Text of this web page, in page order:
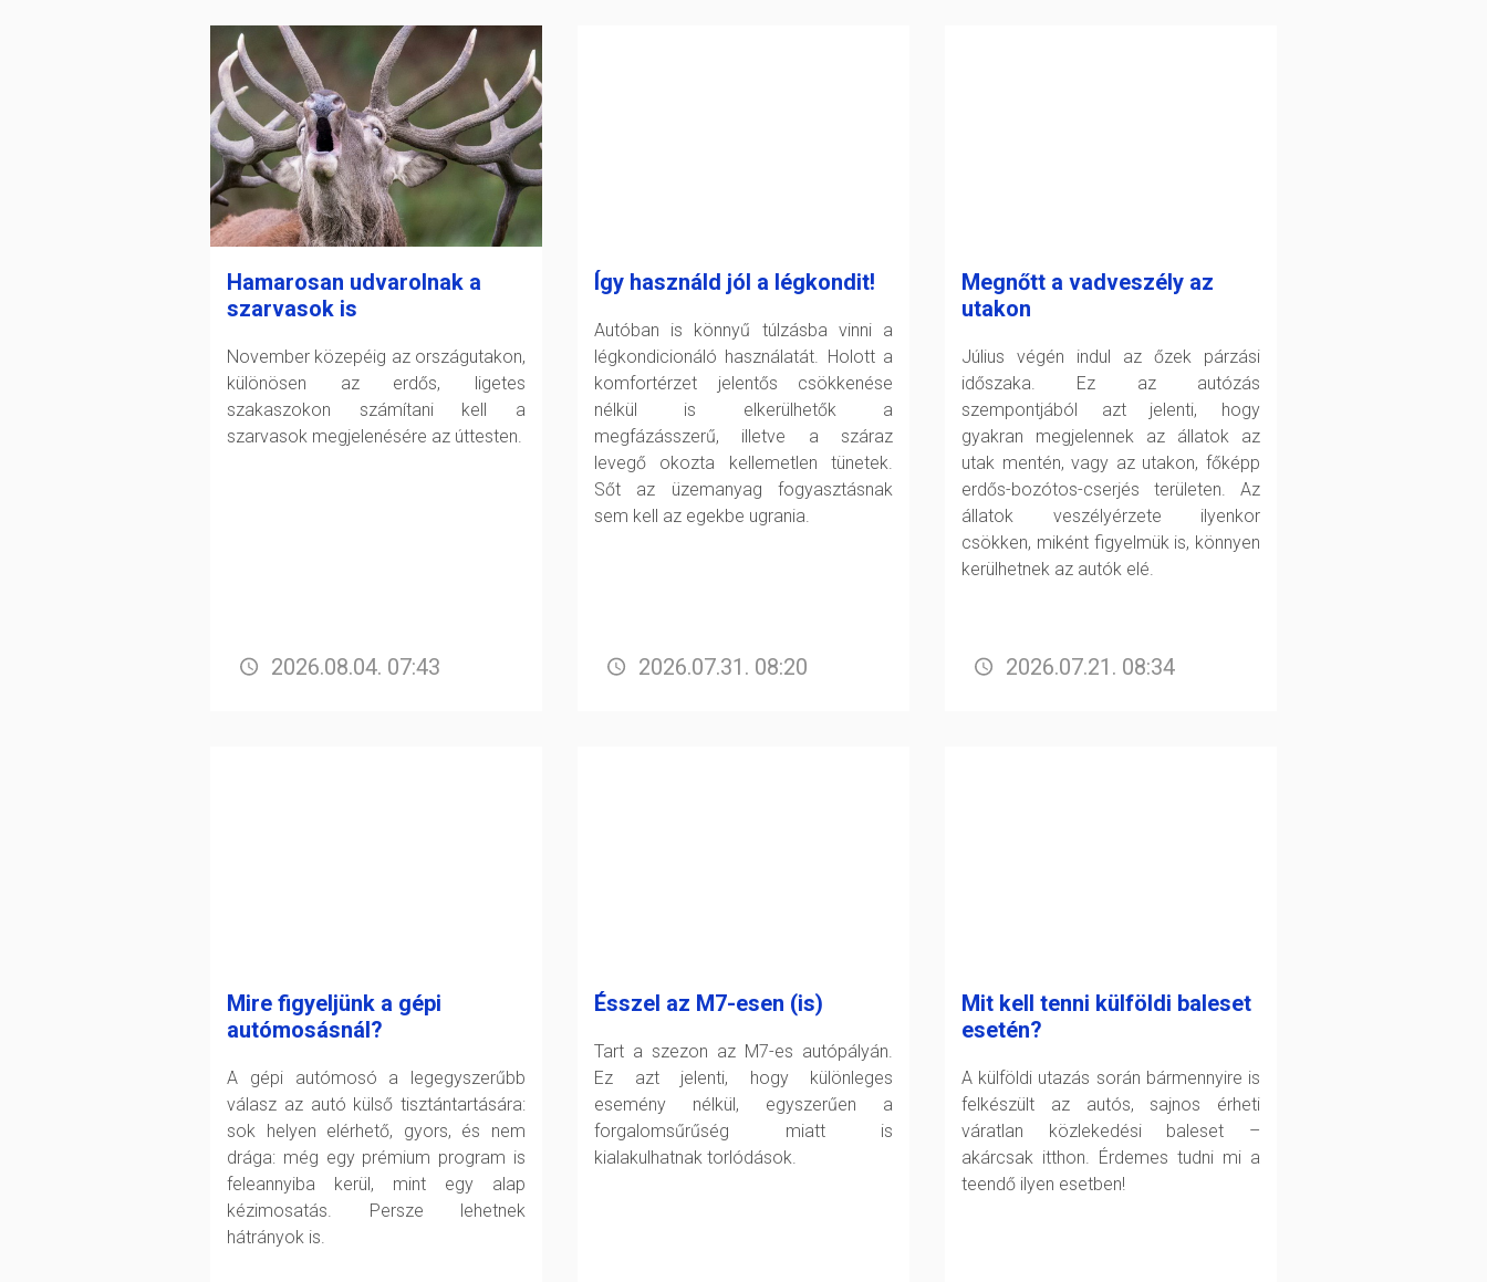
Hamarosan udvarolnak a
szarvasok is
November közepéig az országutakon,
különösen az erdős, ligetes
szakaszokon számítani kell a
szarvasok megjelenésére az úttesten.
2026.08.04. 07:43
Így használd jól a légkondit!
Autóban is könnyű túlzásba vinni a
légkondicionáló használatát. Holott a
komfortérzet jelentős csökkenése
nélkül is elkerülhetők a
megfázásszerű, illetve a száraz
levegő okozta kellemetlen tünetek.
Sőt az üzemanyag fogyasztásnak
sem kell az egekbe ugrania.
2026.07.31. 08:20
Megnőtt a vadveszély az
utakon
Július végén indul az őzek párzási
időszaka. Ez az autózás
szempontjából azt jelenti, hogy
gyakran megjelennek az állatok az
utak mentén, vagy az utakon, főképp
erdős-bozótos-cserjés területen. Az
állatok veszélyérzete ilyenkor
csökken, miként figyelmük is, könnyen
kerülhetnek az autók elé.
2026.07.21. 08:34
Mire figyeljünk a gépi
autómosásnál?
A gépi autómosó a legegyszerűbb
válasz az autó külső tisztántartására:
sok helyen elérhető, gyors, és nem
drága: még egy prémium program is
feleannyiba kerül, mint egy alap
kézimosatás. Persze lehetnek
hátrányok is.
Ésszel az M7-esen (is)
Tart a szezon az M7-es autópályán.
Ez azt jelenti, hogy különleges
esemény nélkül, egyszerűen a
forgalomsűrűség miatt is
kialakulhatnak torlódások.
Mit kell tenni külföldi baleset
esetén?
A külföldi utazás során bármennyire is
felkészült az autós, sajnos érheti
váratlan közlekedési baleset –
akárcsak itthon. Érdemes tudni mi a
teendő ilyen esetben!